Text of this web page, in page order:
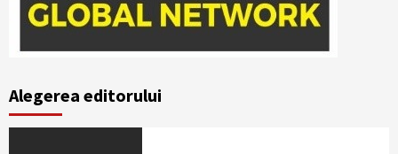
Alegerea editorului